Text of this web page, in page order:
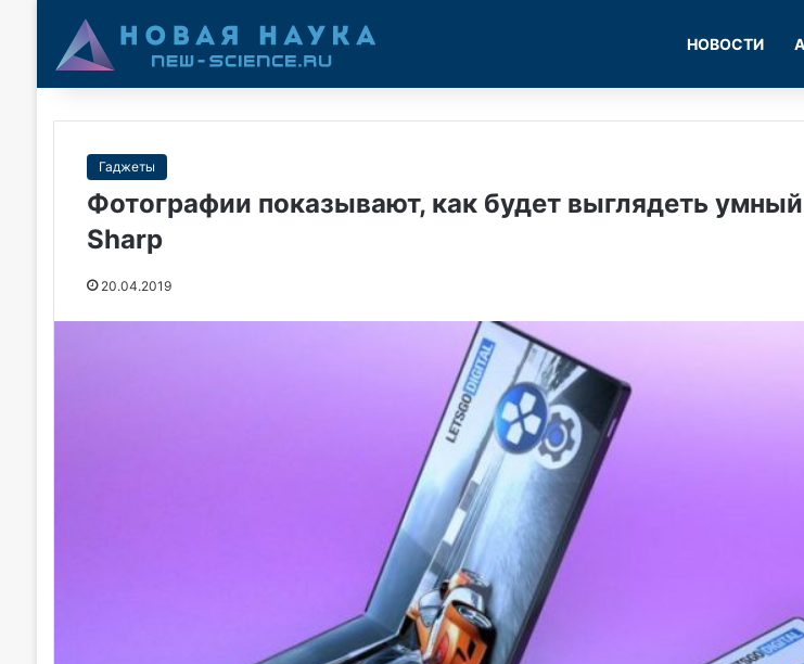
НОВОСТИ
Гаджеты
Фотографии показывают, как будет выглядеть
Sharp
20.04.2019